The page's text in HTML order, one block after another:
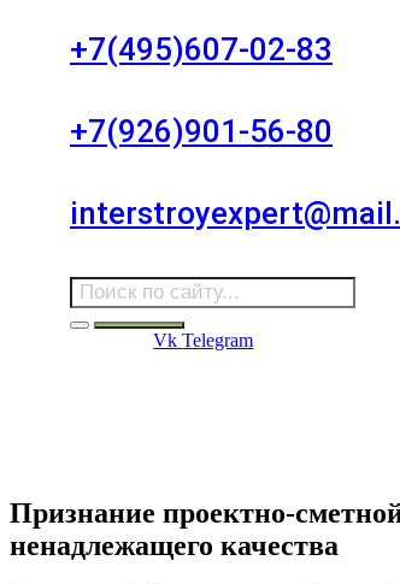
+7(495)607-02-83
+7(926)901-56-80
Vk Telegram
Признание проектно-
ненадлежащего качества